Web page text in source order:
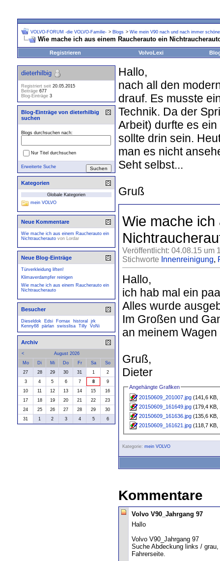
VOLVO-FORUM -die VOLVO-Familie- > Blogs > Wie mein V90 nach und nach immer
Wie mache ich aus einem Raucherauto ein
Registrieren VolvoLexi
Hallo,
nach all den
drauf. Es musste
Technik. Da der
Arbeit) durfte es
sollte drin sein.
man es nicht
Seht selbst...
Gruß
Wie mache
Veröffentlicht: 04.08.15 um
Stichworte Innenreinigung,
Hallo,
ich hab mal ein
Alles wurde
Im Großen und
an meinem
Gruß,
Dieter
Angehängte Grafiken
20150609_201007.jpg (141,6 KB,
20150609_161649.jpg (179,4 KB,
20150609_161636.jpg (135,6 KB,
20150609_161621.jpg (118,7 KB,
Kategorie: mein VOLVO
Kommentare
Volvo V90_Jahrgang 97
Hallo
Volvo V90_Jahrgang 97
Suche Abdeckung links / grau,
Fahrerseite.
dieterhilbig
Registriert seit 20.05.2015
Beiträge 677
Blog-Einträge 3
Blog-Einträge von dieterhilbig
suchen
Blogs durchsuchen nach:
Nur Titel durchsuchen
Erweiterte Suche
Kategorien
Globale Kategorien
mein VOLVO
Neue Kommentare
Wie mache ich aus einem Raucherauto ein
Nichtraucherauto von Lordar
Neue Blog-Einträge
Türverkleidung liften!
Klimaverdampfer reinigen
Wie mache ich aus einem Raucherauto ein
Nichtraucherauto
Besucher
Dieseldok Edsi Fornax historal
jrk
Kenny68 pärlan swisslisa Tilly VoNi
Archiv
<
August 2026
Mo
Di Mi Do Fr Sa
So
27
28 29 30 31 1
2
3
4 5 6 7 8
9
10
11 12 13 14 15
16
17
18 19 20 21 22
23
24
25 26 27 28 29
30
31
1 2 3 4 5 6